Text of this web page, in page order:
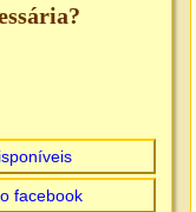
facebook